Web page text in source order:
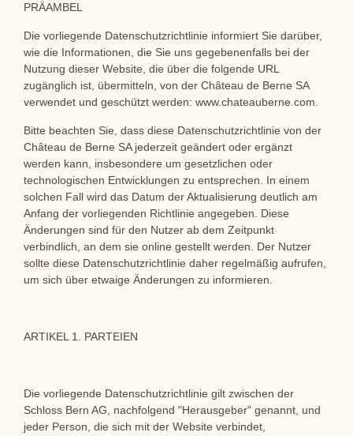
PRÄAMBEL
Die vorliegende Datenschutzrichtlinie informiert Sie darüber,
wie die Informationen, die Sie uns gegebenenfalls bei der
Nutzung dieser Website, die über die folgende URL
zugänglich ist, übermitteln, von der Château de Berne SA
verwendet und geschützt werden: www.chateauberne.com.
Bitte beachten Sie, dass diese Datenschutzrichtlinie von der
Château de Berne SA jederzeit geändert oder ergänzt
werden kann, insbesondere um gesetzlichen oder
technologischen Entwicklungen zu entsprechen. In einem
solchen Fall wird das Datum der Aktualisierung deutlich am
Anfang der vorliegenden Richtlinie angegeben. Diese
Änderungen sind für den Nutzer ab dem Zeitpunkt
verbindlich, an dem sie online gestellt werden. Der Nutzer
sollte diese Datenschutzrichtlinie daher regelmäßig aufrufen,
um sich über etwaige Änderungen zu informieren.
ARTIKEL 1. PARTEIEN
Die vorliegende Datenschutzrichtlinie gilt zwischen der
Schloss Bern AG, nachfolgend "Herausgeber" genannt, und
jeder Person, die sich mit der Website verbindet,